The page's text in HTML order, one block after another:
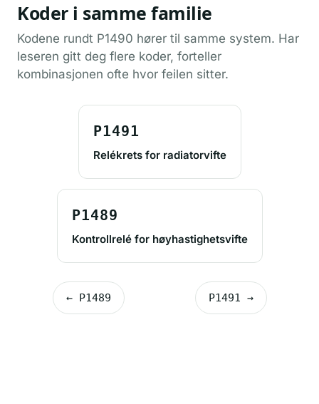
Koder i samme familie
Kodene rundt P1490 hører til samme system. Har
leseren gitt deg flere koder, forteller
kombinasjonen ofte hvor feilen sitter.
P1491
Relékrets for radiatorvifte
P1489
Kontrollrelé for høyhastighetsvifte
← P1489 P1491 →